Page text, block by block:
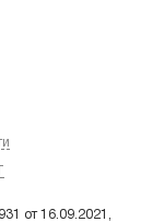
от 16.09.2021,